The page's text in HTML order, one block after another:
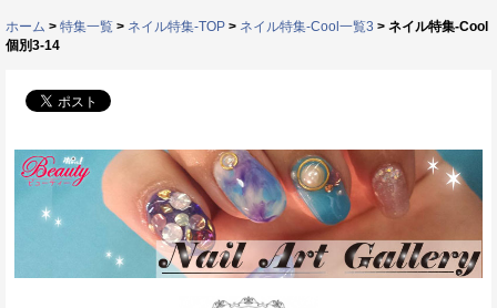
ホーム > 特集一覧 > ネイル特集-TOP > ネイル特集-Cool一覧3 > ネイル特集-Cool
個別3-14